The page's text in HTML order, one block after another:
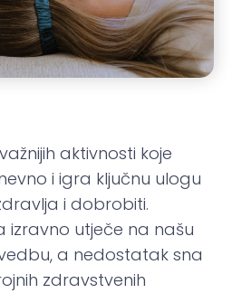
aktivnosti koje
i igra ključnu ulogu
i dobrobiti.
izravno utječe na našu
a nedostatak sna
zdravstvenih